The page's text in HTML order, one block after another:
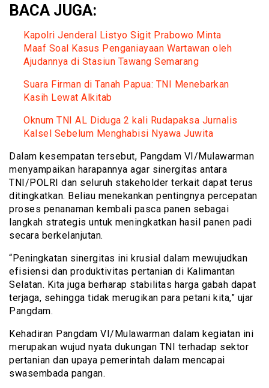
BACA JUGA:
Kapolri Jenderal Listyo Sigit Prabowo Minta
Maaf Soal Kasus Penganiayaan Wartawan oleh
Ajudannya di Stasiun Tawang Semarang
Suara Firman di Tanah Papua: TNI Menebarkan
Kasih Lewat Alkitab
Oknum TNI AL Diduga 2 kali Rudapaksa Jurnalis
Kalsel Sebelum Menghabisi Nyawa Juwita
Dalam kesempatan tersebut, Pangdam VI/Mulawarman
menyampaikan harapannya agar sinergitas antara
TNI/POLRI dan seluruh stakeholder terkait dapat terus
ditingkatkan. Beliau menekankan pentingnya percepatan
proses penanaman kembali pasca panen sebagai
langkah strategis untuk meningkatkan hasil panen padi
secara berkelanjutan.
“Peningkatan sinergitas ini krusial dalam mewujudkan
efisiensi dan produktivitas pertanian di Kalimantan
Selatan. Kita juga berharap stabilitas harga gabah dapat
terjaga, sehingga tidak merugikan para petani kita,” ujar
Pangdam.
Kehadiran Pangdam VI/Mulawarman dalam kegiatan ini
merupakan wujud nyata dukungan TNI terhadap sektor
pertanian dan upaya pemerintah dalam mencapai
swasembada pangan.